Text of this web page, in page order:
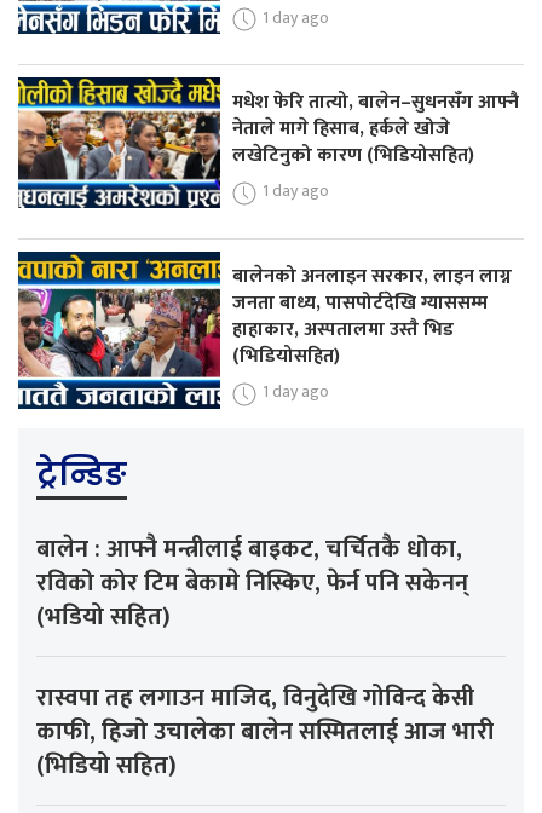
1 day ago
मधेश फेरि तात्यो, बालेन–सुधनसँग आफ्नै
नेताले मागे हिसाब, हर्कले खोजे
लखेटिनुको कारण (भिडियोसहित)
1 day ago
बालेनको अनलाइन सरकार, लाइन लाग्न
जनता बाध्य, पासपोर्टदेखि ग्याससम्म
हाहाकार, अस्पतालमा उस्तै भिड
(भिडियोसहित)
1 day ago
ट्रेन्डिङ
बालेन : आफ्नै मन्त्रीलाई बाइकट, चर्चितकै धोका,
रविको कोर टिम बेकामे निस्किए, फेर्न पनि सकेनन्
(भडियो सहित)
रास्वपा तह लगाउन माजिद, विनुदेखि गोविन्द केसी
काफी, हिजो उचालेका बालेन सस्मितलाई आज भारी
(भिडियो सहित)